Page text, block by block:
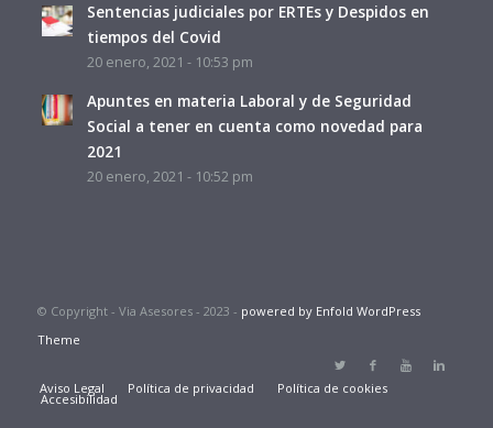
Sentencias judiciales por ERTEs y Despidos en
tiempos del Covid
20 enero, 2021 - 10:53 pm
Apuntes en materia Laboral y de Seguridad
Social a tener en cuenta como novedad para
2021
20 enero, 2021 - 10:52 pm
© Copyright - Via Asesores - 2023 - powered by Enfold WordPress
Theme
Aviso Legal Política de privacidad Política de cookies
Accesibilidad